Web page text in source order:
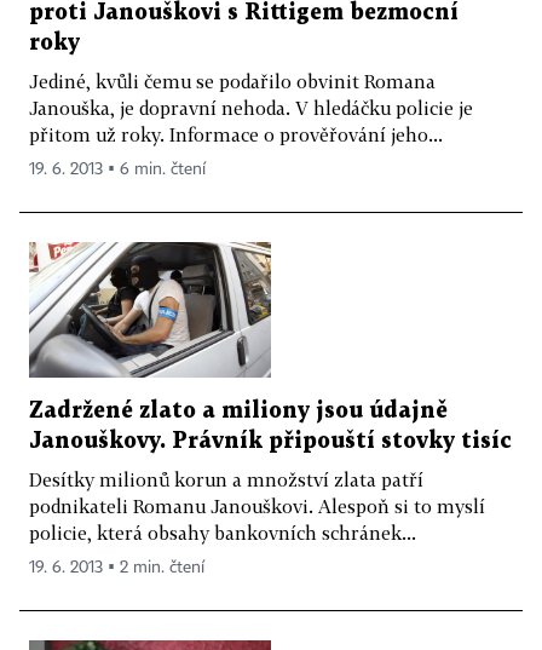
proti Janouškovi s Rittigem bezmocní
roky
Jediné, kvůli čemu se podařilo obvinit Romana
Janouška, je dopravní nehoda. V hledáčku policie je
přitom už roky. Informace o prověřování jeho...
19. 6. 2013 ▪ 6 min. čtení
Zadržené zlato a miliony jsou údajně
Janouškovy. Právník připouští stovky tisíc
Desítky milionů korun a množství zlata patří
podnikateli Romanu Janouškovi. Alespoň si to myslí
policie, která obsahy bankovních schránek...
19. 6. 2013 ▪ 2 min. čtení